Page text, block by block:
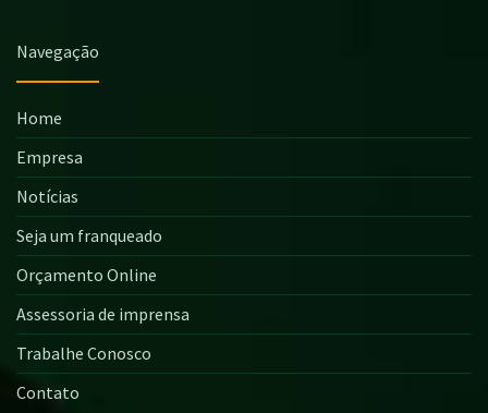
Navegação
Home
Empresa
Notícias
Seja um franqueado
Orçamento Online
Assessoria de imprensa
Trabalhe Conosco
Contato